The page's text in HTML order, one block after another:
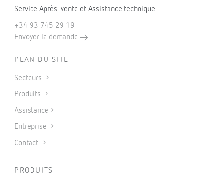
Service Après-vente et Assistance technique
+34 93 745 29 19
Envoyer la demande
PLAN DU SITE
Secteurs
Produits
Assistance
Entreprise
Contact
PRODUITS